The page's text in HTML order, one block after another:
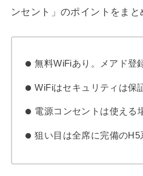
ンセント」のポイントをまと
無料WiFiあり。メアド登
WiFiはセキュリティは保
電源コンセントは使える
狙い目は全席に完備のH5